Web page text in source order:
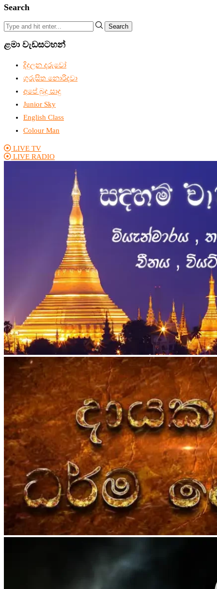
Search
Search
ළමා වැඩසටහන්
දිදුලන දරුවෝ
ගුරුසිත නොරිදවා
අපේ බුදු සාදු
Junior Sky
English Class
Colour Man
LIVE TV
LIVE RADIO